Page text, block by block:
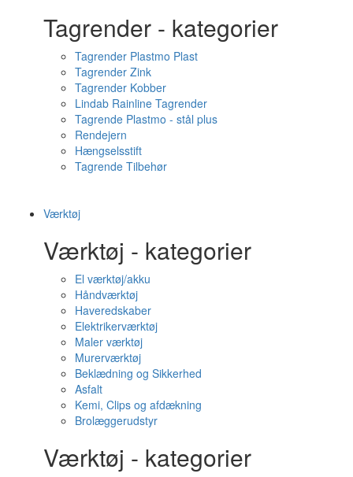
Tagrender - kategorier
Tagrender Plastmo Plast
Tagrender Zink
Tagrender Kobber
Lindab Rainline Tagrender
Tagrende Plastmo - stål plus
Rendejern
Hængselsstift
Tagrende Tilbehør
Værktøj
Værktøj - kategorier
El værktøj/akku
Håndværktøj
Haveredskaber
Elektrikerværktøj
Maler værktøj
Murerværktøj
Beklædning og Sikkerhed
Asfalt
Kemi, Clips og afdækning
Brolæggerudstyr
Værktøj - kategorier